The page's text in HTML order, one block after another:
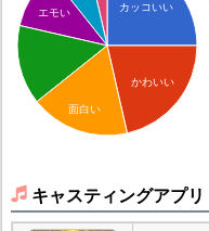
カッコいい
かわいい
エモい
面白い
キャスティングアプリ